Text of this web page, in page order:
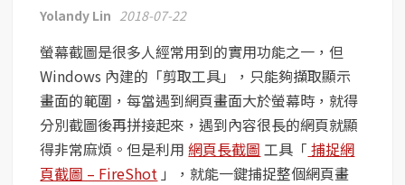
Yolandy Lin 2018-07-22
螢幕截圖是很多人經常用到的實用功能之一，但
Windows 內建的「剪取工具」，只能夠擷取顯示
畫面的範圍，每當遇到網頁畫面大於螢幕時，就得
分別截圖後再拼接起來，遇到內容很長的網頁就顯
得非常麻煩。但是利用網頁長截圖 工具「 捕捉網
頁截圖 – FireShot 」，就能一鍵捕捉整個網頁畫